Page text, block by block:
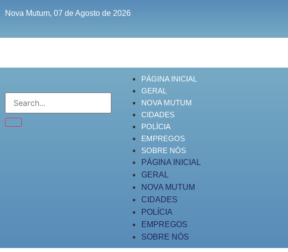
Nova Mutum, 07 de Agosto de 2026
PÁGINA INICIAL
GERAL
NOVA MUTUM
CIDADES
POLÍCIA
EMPREGOS
SOBRE NÓS
PÁGINA INICIAL
GERAL
NOVA MUTUM
CIDADES
POLÍCIA
EMPREGOS
SOBRE NÓS